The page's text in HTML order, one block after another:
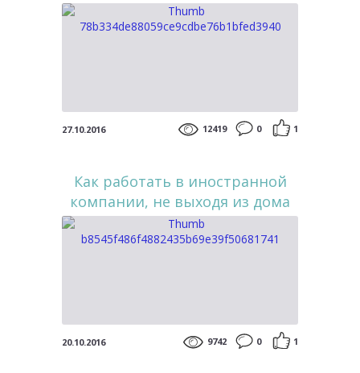
27.10.2016 12419 0 1
Как работать в иностранной
компании, не выходя из дома
20.10.2016 9742 0 1